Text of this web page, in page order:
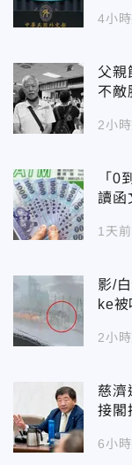
4小
父親
不敵
2小
「0
讀函
1天前
影/
ke
2小
慈濟
接閣
6小